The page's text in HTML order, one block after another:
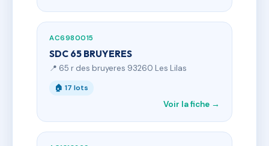
AC6980015
SDC 65 BRUYERES
📍 65 r des bruyeres 93260 Les Lilas
🏠 17 lots
Voir la fiche →